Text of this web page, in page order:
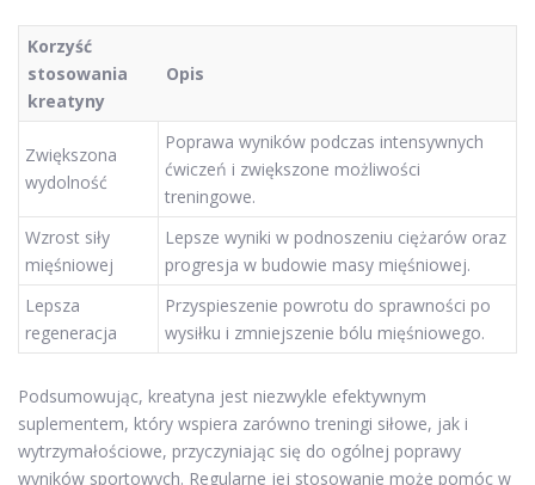
Korzyść
stosowania
kreatyny
Opis
Zwiększona
wydolność
Poprawa wyników podczas intensywnych
ćwiczeń i zwiększone możliwości
treningowe.
Wzrost siły
mięśniowej
Lepsze wyniki w podnoszeniu ciężarów oraz
progresja w budowie masy mięśniowej.
Lepsza
regeneracja
Przyspieszenie powrotu do sprawności po
wysiłku i zmniejszenie bólu mięśniowego.
Podsumowując, kreatyna jest niezwykle efektywnym
suplementem, który wspiera zarówno treningi siłowe, jak i
wytrzymałościowe, przyczyniając się do ogólnej poprawy
wyników sportowych. Regularne jej stosowanie może pomóc w